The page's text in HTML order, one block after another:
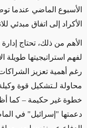
الأسبوع الماضي عندما
الأكراد إلى اتفاق
الأهم من ذلك، تحتاج
لفهم استراتيجيتها
رغم أهمية تعزيز
محاولة لـتشكيل قوة
خطوة غير حكيمة – كما
دعمتها "إسرائيل" في